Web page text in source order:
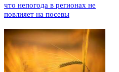
что непогода в регионах не
повлияет на посевы